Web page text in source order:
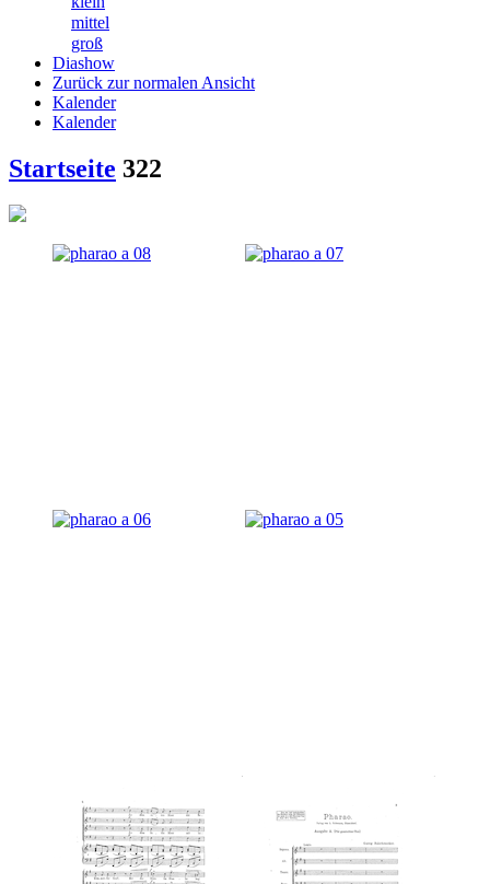
mittel
groß
Diashow
Zurück zur normalen Ansicht
Kalender
Kalender
Startseite 322